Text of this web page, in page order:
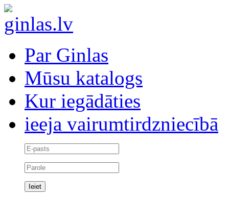
Par Ginlas
Mūsu katalogs
Kur iegādāties
ieeja vairumtirdzniecībā